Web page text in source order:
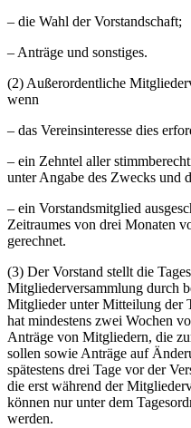
– die Wahl der Vorstandschaft;
– Anträge und sonstiges.
(2) Außerordentliche
wenn
– das Vereinsinteresse dies
– ein Zehntel aller
unter Angabe des Zwecks und
– ein Vorstandsmitglied
Zeitraumes von drei Monaten
gerechnet.
(3) Der Vorstand stellt die
Mitgliederversammlung durch
Mitglieder unter Mitteilung der
hat mindestens zwei Wochen
Anträge von Mitgliedern, die
sollen sowie Anträge auf
spätestens drei Tage vor der
die erst während der
können nur unter dem
werden.